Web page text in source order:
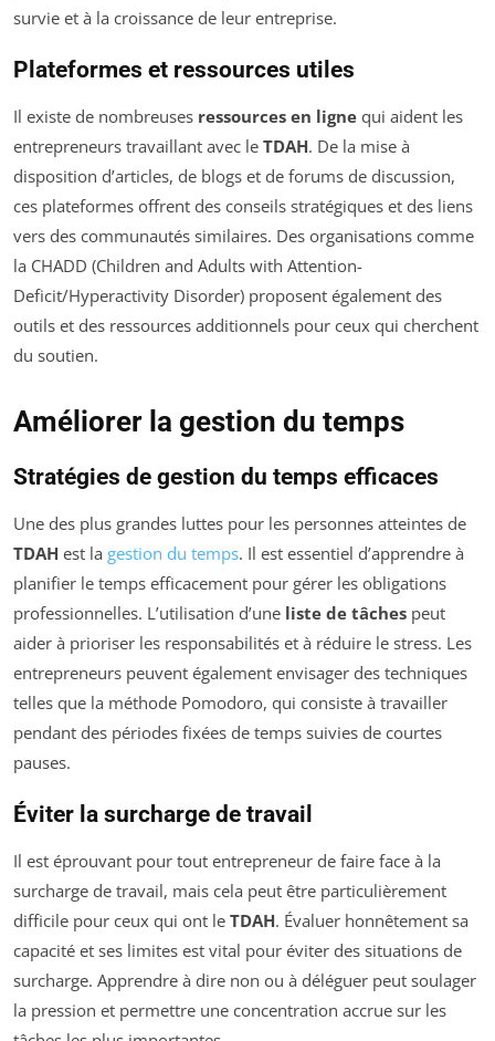
survie et à la croissance de leur entreprise.
Plateformes et ressources utiles
Il existe de nombreuses ressources en ligne qui aident les
entrepreneurs travaillant avec le TDAH. De la mise à
disposition d’articles, de blogs et de forums de discussion,
ces plateformes offrent des conseils stratégiques et des liens
vers des communautés similaires. Des organisations comme
la CHADD (Children and Adults with Attention-
Deficit/Hyperactivity Disorder) proposent également des
outils et des ressources additionnels pour ceux qui cherchent
du soutien.
Améliorer la gestion du temps
Stratégies de gestion du temps efficaces
Une des plus grandes luttes pour les personnes atteintes de
TDAH est la gestion du temps. Il est essentiel d’apprendre à
planifier le temps efficacement pour gérer les obligations
professionnelles. L’utilisation d’une liste de tâches peut
aider à prioriser les responsabilités et à réduire le stress. Les
entrepreneurs peuvent également envisager des techniques
telles que la méthode Pomodoro, qui consiste à travailler
pendant des périodes fixées de temps suivies de courtes
pauses.
Éviter la surcharge de travail
Il est éprouvant pour tout entrepreneur de faire face à la
surcharge de travail, mais cela peut être particulièrement
difficile pour ceux qui ont le TDAH. Évaluer honnêtement sa
capacité et ses limites est vital pour éviter des situations de
surcharge. Apprendre à dire non ou à déléguer peut soulager
la pression et permettre une concentration accrue sur les